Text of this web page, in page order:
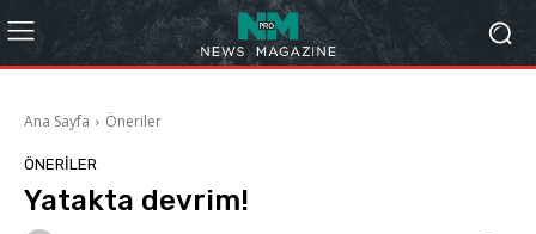
Ana Sayfa Öneriler
ÖNERILER
Yatakta devrim!